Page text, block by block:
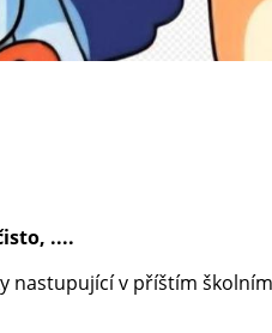
....
nastupující v příštím